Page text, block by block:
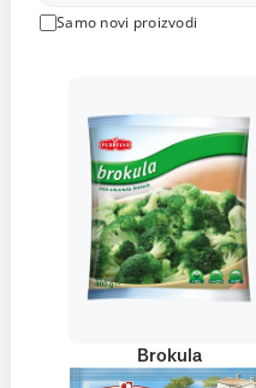
Samo novi proizvodi
Brokula